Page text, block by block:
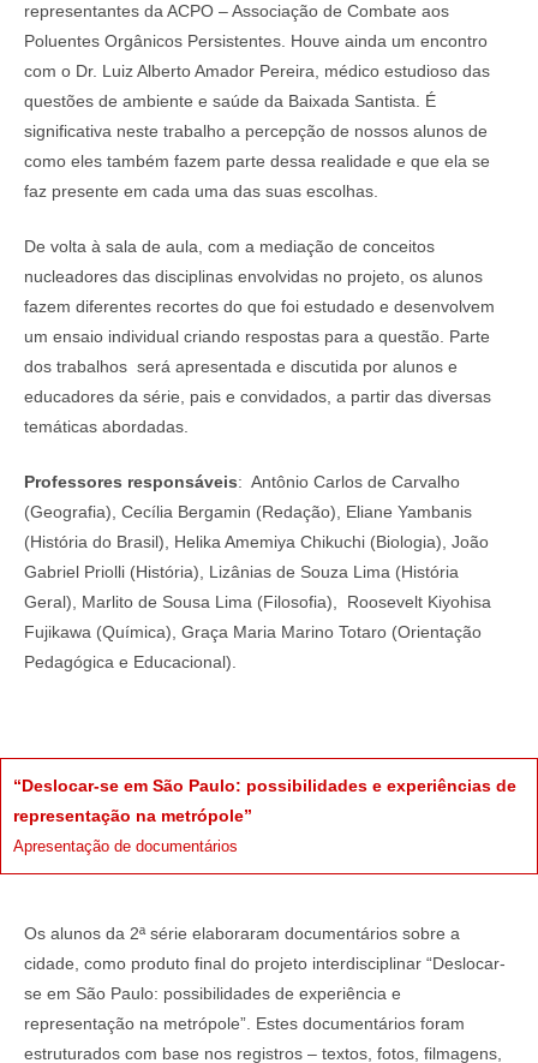
representantes da ACPO – Associação de Combate aos
Poluentes Orgânicos Persistentes. Houve ainda um encontro
com o Dr. Luiz Alberto Amador Pereira, médico estudioso das
questões de ambiente e saúde da Baixada Santista. É
significativa neste trabalho a percepção de nossos alunos de
como eles também fazem parte dessa realidade e que ela se
faz presente em cada uma das suas escolhas.
De volta à sala de aula, com a mediação de conceitos
nucleadores das disciplinas envolvidas no projeto, os alunos
fazem diferentes recortes do que foi estudado e desenvolvem
um ensaio individual criando respostas para a questão. Parte
dos trabalhos será apresentada e discutida por alunos e
educadores da série, pais e convidados, a partir das diversas
temáticas abordadas.
Professores responsáveis: Antônio Carlos de Carvalho
(Geografia), Cecília Bergamin (Redação), Eliane Yambanis
(História do Brasil), Helika Amemiya Chikuchi (Biologia), João
Gabriel Priolli (História), Lizânias de Souza Lima (História
Geral), Marlito de Sousa Lima (Filosofia), Roosevelt Kiyohisa
Fujikawa (Química), Graça Maria Marino Totaro (Orientação
Pedagógica e Educacional).
“Deslocar-se em São Paulo: possibilidades e experiências de
representação na metrópole”
Apresentação de documentários
Os alunos da 2ª série elaboraram documentários sobre a
cidade, como produto final do projeto interdisciplinar “Deslocar-
se em São Paulo: possibilidades de experiência e
representação na metrópole”. Estes documentários foram
estruturados com base nos registros – textos, fotos, filmagens,